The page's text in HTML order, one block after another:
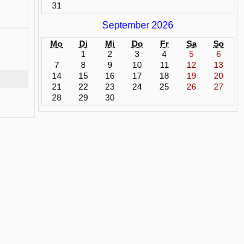
31
September 2026
Mo Di Mi Do Fr Sa
So
1
2 3 4 5
6
7
8 9 10 11 12
13
14
15 16 17 18 19
20
21
22 23 24 25 26
27
28
29 30